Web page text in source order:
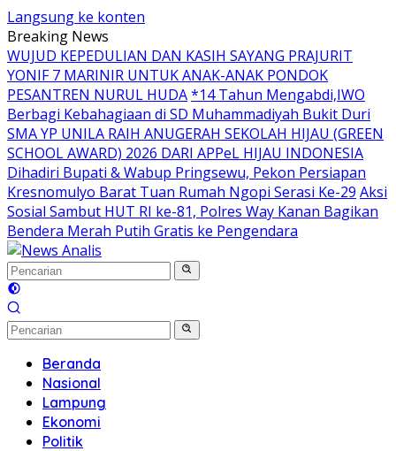
Langsung ke konten
Breaking News
WUJUD KEPEDULIAN DAN KASIH SAYANG PRAJURIT
YONIF 7 MARINIR UNTUK ANAK-ANAK PONDOK
PESANTREN NURUL HUDA*14 Tahun Mengabdi,IWO
Berbagi Kebahagiaan di SD Muhammadiyah Bukit Duri
SMA YP UNILA RAIH ANUGERAH SEKOLAH HIJAU (GREEN
SCHOOL AWARD) 2026 DARI APPeL HIJAU INDONESIA
Dihadiri Bupati & Wabup Pringsewu, Pekon Persiapan
Kresnomulyo Barat Tuan Rumah Ngopi Serasi Ke-29 Aksi
Sosial Sambut HUT RI ke-81, Polres Way Kanan Bagikan
Bendera Merah Putih Gratis ke Pengendara
Beranda
Nasional
Lampung
Ekonomi
Politik